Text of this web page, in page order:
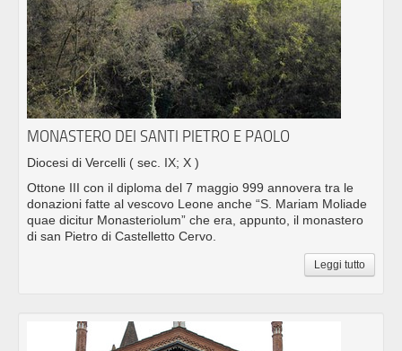
MONASTERO DEI SANTI PIETRO E PAOLO
Diocesi di Vercelli ( sec. IX; X )
Ottone III con il diploma del 7 maggio 999 annovera tra le
donazioni fatte al vescovo Leone anche “S. Mariam Moliade
quae dicitur Monasteriolum” che era, appunto, il monastero
di san Pietro di Castelletto Cervo.
Leggi tutto